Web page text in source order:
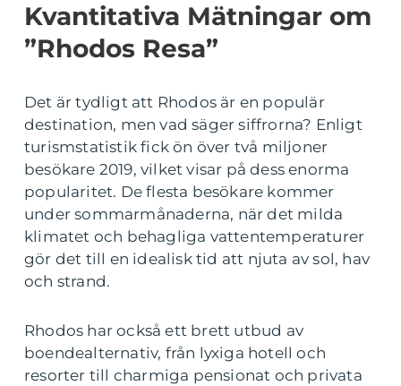
Kvantitativa Mätningar om
”Rhodos Resa”
Det är tydligt att Rhodos är en populär
destination, men vad säger siffrorna? Enligt
turismstatistik fick ön över två miljoner
besökare 2019, vilket visar på dess enorma
popularitet. De flesta besökare kommer
under sommarmånaderna, när det milda
klimatet och behagliga vattentemperaturer
gör det till en idealisk tid att njuta av sol, hav
och strand.
Rhodos har också ett brett utbud av
boendealternativ, från lyxiga hotell och
resorter till charmiga pensionat och privata